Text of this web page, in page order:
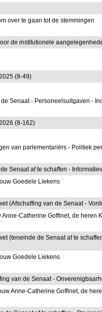
over te gaan tot de stemmingen
de institutionele
(8-49)
Senaat - Personeelsuitgaven -
(8-162)
van parlementariërs - Politiek
Senaat af te schaffen -
Goedele Liekens
(Afschaffing van de Senaat -
Catherine Goffinet, de heren
(teneinde de Senaat af te
Goedele Liekens
van de Senaat -
Anne-Catherine Goffinet, de